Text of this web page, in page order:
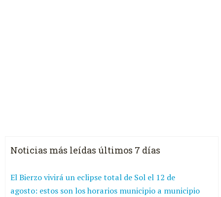
Noticias más leídas últimos 7 días
El Bierzo vivirá un eclipse total de Sol el 12 de
agosto: estos son los horarios municipio a municipio